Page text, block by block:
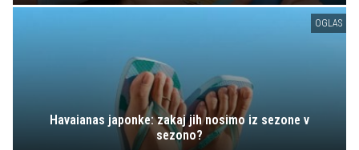
OGLAS
Havaianas japonke: zakaj jih nosimo iz sezone v
sezono?